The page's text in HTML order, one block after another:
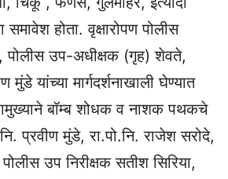
समावेश होता. वृक्षारोपण पोलीस
पोलीस उप-अधीक्षक (गृह) शेवते,
मुंडे यांच्या मार्गदर्शनाखाली घेण्यात
बॉम्ब शोधक व नाशक पथकचे
प्रवीण मुंडे, रा.पो.नि. राजेश सरोदे,
उप निरीक्षक सतीश सिरिया,